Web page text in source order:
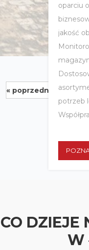
oparciu
jakość
potrzeb
« poprzednia 1 ...
...
CO DZIEJE
W